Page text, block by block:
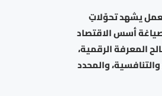
يشهد تحوّلاتٍ
صياغة أسس الاقتصاد
المعرفة الرقمية،
والمحدد